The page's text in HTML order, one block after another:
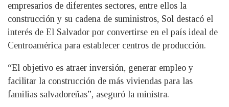
empresarios de diferentes sectores, entre ellos la
construcción y su cadena de suministros, Sol destacó el
interés de El Salvador por convertirse en el país ideal de
Centroamérica para establecer centros de producción.
“El objetivo es atraer inversión, generar empleo y
facilitar la construcción de más viviendas para las
familias salvadoreñas”, aseguró la ministra.